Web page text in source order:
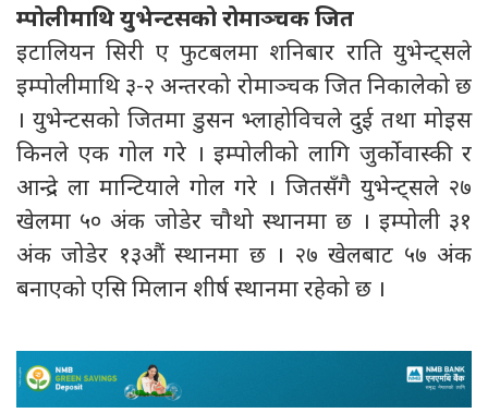
म्पोलीमाथि युभेन्टसको रोमाञ्चक जित
इटालियन सिरी ए फुटबलमा शनिबार राति युभेन्ट्सले
इम्पोलीमाथि ३-२ अन्तरको रोमाञ्चक जित निकालेको छ
। युभेन्टसको जितमा डुसन भ्लाहोविचले दुई तथा मोइस
किनले एक गोल गरे । इम्पोलीको लागि जुर्कोवास्की र
आन्द्रे ला मान्टियाले गोल गरे । जितसँगै युभेन्ट्सले २७
खेलमा ५० अंक जोडेर चौथो स्थानमा छ । इम्पोली ३१
अंक जोडेर १३औं स्थानमा छ । २७ खेलबाट ५७ अंक
बनाएको एसि मिलान शीर्ष स्थानमा रहेको छ ।